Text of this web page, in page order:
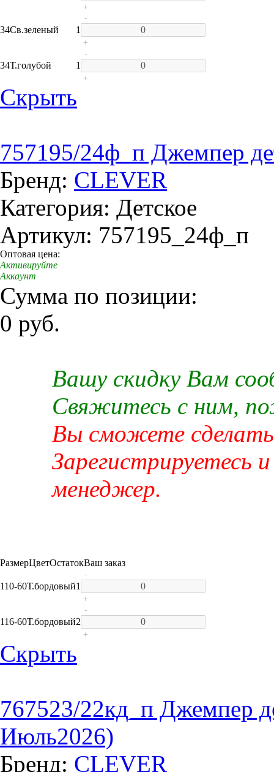
+
34Св.зеленый 1
-
+
34Т.голубой 1
-
+
Скрыть
757195/24ф_п Джемпер
Бренд: CLEVER
Категория: Детское
Артикул: 757195_24ф_п
Оптовая цена:
Активируйте
Аккаунт
Сумма по позиции:
0 руб.
Вашу скидку Вам
Свяжитесь с ним,
Вы сможете сделать
Зарегистрируетесь
менеджер.
РазмерЦветОстатокВаш заказ
110-60Т.бордовый1
-
+
116-60Т.бордовый2
-
+
Скрыть
767523/22кд_п Джемпер
Июль2026)
Бренд: CLEVER